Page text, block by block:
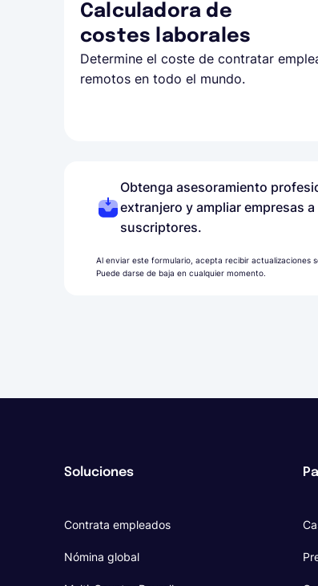
Calculadora de
costes laborales
Determine el coste de contratar
remotos en todo el mundo.
Obtenga asesoramiento
extranjero y ampliar empresas
suscriptores.
Al enviar este formulario, acepta recibir actualizaciones
Puede darse de baja en cualquier momento.
Soluciones
Contrata empleados
Nómina global